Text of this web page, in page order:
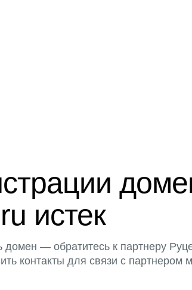
истек
домен — обратитесь к партнеру
контакты для связи с партнером